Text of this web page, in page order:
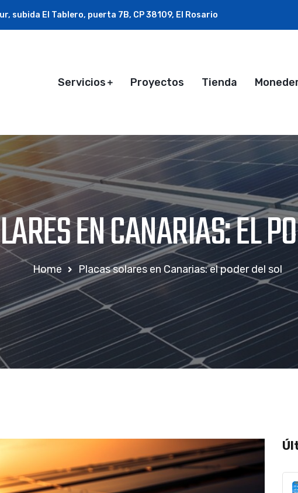
subida El Tablero, puerta 7B, CP 38109, El Rosario
Servicios Proyectos Tienda
EN CANARIAS: EL
Home Placas solares en Canarias: el poder del sol